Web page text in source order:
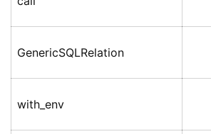
GenericSQLRelation
with_env